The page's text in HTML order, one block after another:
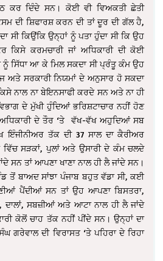
ਕਰ ਦਿੰਦੇ ਸਨ। ਕੋਈ ਵੀ ਵਿਅਕਤੀ ਛੇਤੀ
ਦੀ ਸ਼ਿਫਾਰਸ਼ ਕਰਨ ਦੀ ਤਾਂ ਦੂਰ ਦੀ ਗੱਲ ਹੈ,
ਸੀ ਕਿਉਂਕਿ ਉਨ੍ਹਾਂ ਨੂੰ ਪਤਾ ਹੁੰਦਾ ਸੀ ਕਿ ਉਹ
ਕਿਸੇ ਕਰਮਚਾਰੀ ਜਾਂ ਅਧਿਕਾਰੀ ਦੀ ਕੋਈ
ਸਿੱਧਾ ਆ ਕੇ ਮਿਲ ਸਕਦਾ ਸੀ ਪ੍ਰੰਤੂ ਕੰਮ ਉਹ
ਅਤੇ ਸਰਕਾਰੀ ਨਿਯਮਾਂ ਦੇ ਅਨੁਸਾਰ ਹੋ ਸਕਦਾ
ਨਾਲ ਨਾ ਬੇਇਨਸਾਫੀ ਕਰਦੇ ਸਨ ਅਤੇ ਨਾ ਹੀ
ਦੇ ਮੁੱਖੀ ਹੁੰਦਿਆਂ ਭਰਿਸ਼ਟਾਚਾਰ ਨਹੀਂ ਹੋਣ
ਅਧਿਕਾਰੀ ਦੇ ਤੌਰ ‘ਤੇ ਵੱਖ-ਵੱਖ ਅਹੁਦਿਆਂ ਸਬ
ਇੰਜੀਨੀਅਰ ਤੱਕ ਦੀ 37 ਸਾਲ ਦਾ ਕੈਰੀਅਰ
ਵਿੱਚ ਸੜਕਾਂ, ਪੁਲਾਂ ਅਤੇ ਉਸਾਰੀ ਦੇ ਕੰਮ ਚਲਦੇ
ਸਨ ਤਾਂ ਆਪਣਾ ਖਾਣਾ ਨਾਲ ਹੀ ਲੈ ਜਾਂਦੇ ਸਨ।
ਤੋਂ ਬਾਅਦ ਸਾਂਝਾ ਪੰਜਾਬ ਬਹੁਤ ਵੱਡਾ ਸੀ, ਕਈ
ਪੈਂਦੀਆਂ ਸਨ ਤਾਂ ਉਹ ਆਪਣਾ ਬਿਸਤਰਾ,
ਦਾਲਾਂ, ਸਬਜ਼ੀਆਂ ਅਤੇ ਆਟਾ ਨਾਲ ਹੀ ਲੈ ਜਾਂਦੇ
ਕੋਲੋਂ ਚਾਹ ਤੱਕ ਨਹੀਂ ਪੀਂਦੇ ਸਨ। ਉਨ੍ਹਾਂ ਦਾ
ਗਰੇਵਾਲ ਦੀ ਵਿਰਾਸਤ ‘ਤੇ ਪਹਿਰਾ ਦੇ ਰਿਹਾ